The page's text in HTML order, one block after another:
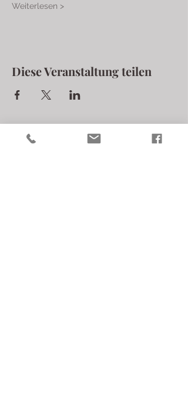
Weiterlesen >
Diese Veranstaltung teilen
Laschalt Biohofgut